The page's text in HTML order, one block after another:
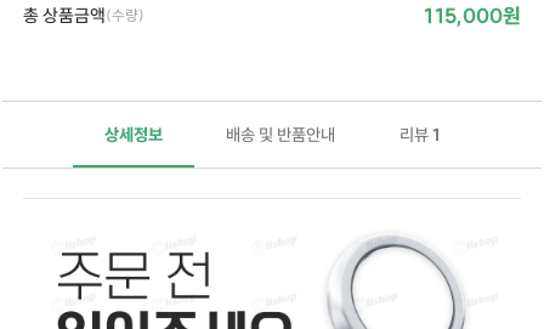
총 상품금액(수량) 115,000원
상세정보 배송 및 반품안내 리뷰1